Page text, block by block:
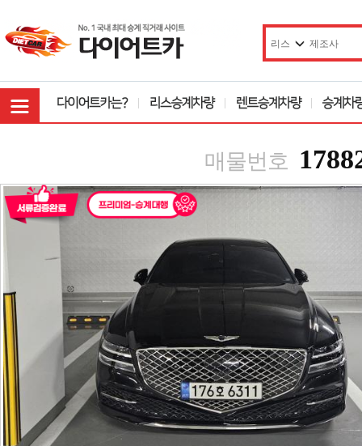
매물번호